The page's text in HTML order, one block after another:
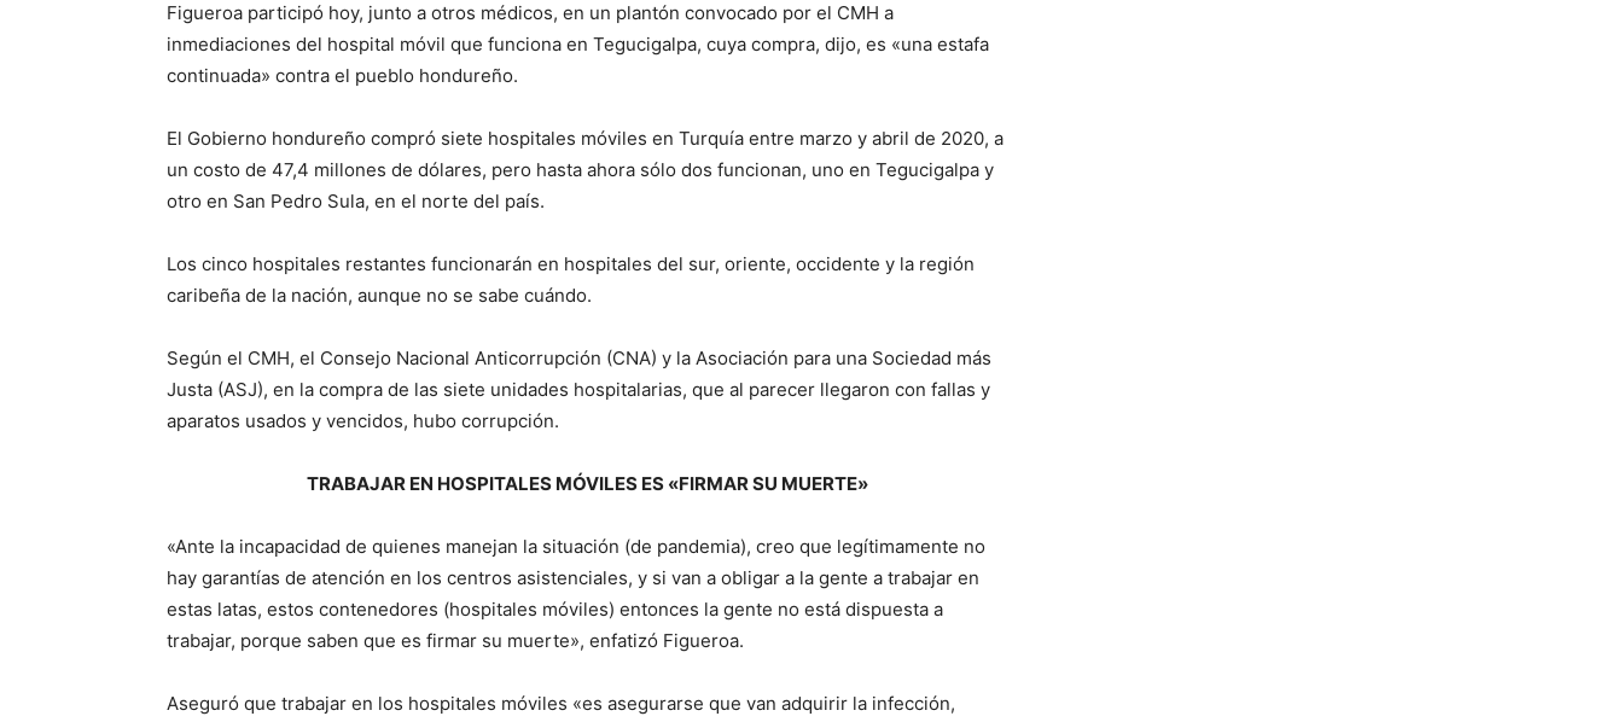
Figueroa participó hoy, junto a otros médicos, en un plantón convocado por el CMH a
inmediaciones del hospital móvil que funciona en Tegucigalpa, cuya compra, dijo, es «una estafa
continuada» contra el pueblo hondureño.
El Gobierno hondureño compró siete hospitales móviles en Turquía entre marzo y abril de 2020, a
un costo de 47,4 millones de dólares, pero hasta ahora sólo dos funcionan, uno en Tegucigalpa y
otro en San Pedro Sula, en el norte del país.
Los cinco hospitales restantes funcionarán en hospitales del sur, oriente, occidente y la región
caribeña de la nación, aunque no se sabe cuándo.
Según el CMH, el Consejo Nacional Anticorrupción (CNA) y la Asociación para una Sociedad más
Justa (ASJ), en la compra de las siete unidades hospitalarias, que al parecer llegaron con fallas y
aparatos usados y vencidos, hubo corrupción.
TRABAJAR EN HOSPITALES MÓVILES ES «FIRMAR SU MUERTE»
«Ante la incapacidad de quienes manejan la situación (de pandemia), creo que legítimamente no
hay garantías de atención en los centros asistenciales, y si van a obligar a la gente a trabajar en
estas latas, estos contenedores (hospitales móviles) entonces la gente no está dispuesta a
trabajar, porque saben que es firmar su muerte», enfatizó Figueroa.
Aseguró que trabajar en los hospitales móviles «es asegurarse que van adquirir la infección,